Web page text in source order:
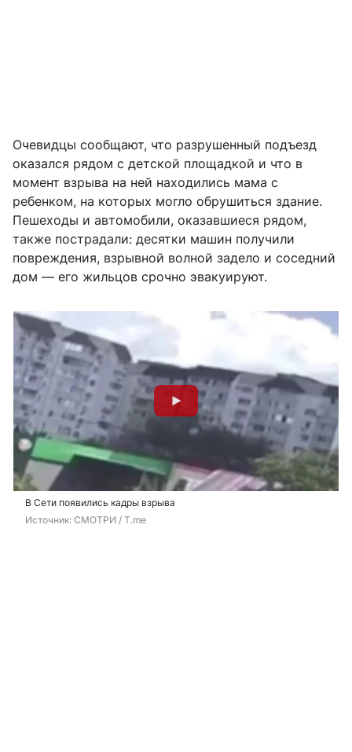
Очевидцы сообщают, что разрушенный подъезд
оказался рядом с детской площадкой и что в
момент взрыва на ней находились мама с
ребенком, на которых могло обрушиться здание.
Пешеходы и автомобили, оказавшиеся рядом,
также пострадали: десятки машин получили
повреждения, взрывной волной задело и соседний
дом — его жильцов срочно эвакуируют.
В Сети появились кадры взрыва
Источник: СМОТРИ / T.me